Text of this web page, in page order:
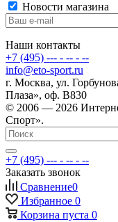
Новости магазина
Наши контакты
+7 (495) --- - -- - --
info@eto-sport.ru
г. Москва, ул.
Плаза», оф. В830
© 2006 — 2026
Спорт».
+7 (495) --- - -- - --
Заказать звонок
Сравнение0
Избранное 0
Корзина пуста 0